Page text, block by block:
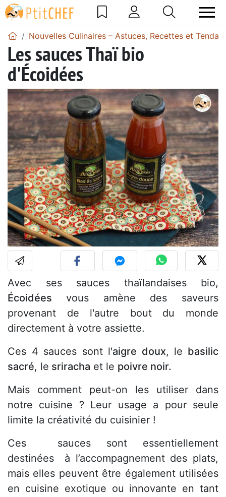
Nouvelles Culinaires – Astuces, Recettes et
Les sauces Thaï bio
d'Écoidées
Avec ses sauces thaïlandaises bio,
Écoidées vous amène des saveurs
provenant de l'autre bout du monde
directement à votre assiette.
Ces 4 sauces sont l'aigre doux, le basilic
sacré, le sriracha et le poivre noir.
Mais comment peut-on les utiliser dans
notre cuisine ? Leur usage a pour seule
limite la créativité du cuisinier !
Ces sauces sont essentiellement
destinées à l’accompagnement des plats,
mais elles peuvent être également utilisées
en cuisine exotique ou innovante en tant